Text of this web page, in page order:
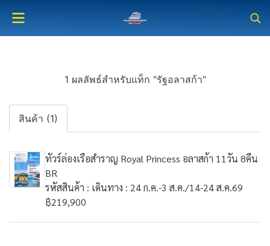
1 ผลลัพธ์สำหรับแท็ก "รัฐอลาสก้า"
สินค้า (1)
ทัวร์ล่องเรือสำราญ Royal Princess อลาสก้า 11วัน 8คืน
BR
รหัสสินค้า : เดินทาง : 24 ก.ค.-3 ส.ค./14-24 ส.ค.69
฿219,900